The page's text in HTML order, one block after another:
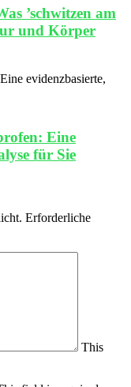
’schwitzen am
und Körper
Eine
für Sie
Erforderliche
This